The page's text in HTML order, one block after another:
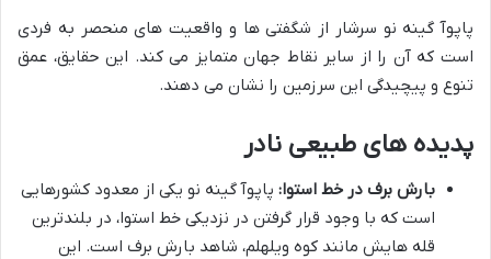
پاپوآ گینه نو سرشار از شگفتی ها و واقعیت های منحصر به فردی
است که آن را از سایر نقاط جهان متمایز می کند. این حقایق، عمق
تنوع و پیچیدگی این سرزمین را نشان می دهند.
پدیده های طبیعی نادر
بارش برف در خط استوا: پاپوآ گینه نو یکی از معدود کشورهایی
است که با وجود قرار گرفتن در نزدیکی خط استوا، در بلندترین
قله هایش مانند کوه ویلهلم، شاهد بارش برف است. این